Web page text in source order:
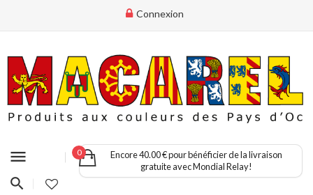
Connexion
menu 0
Encore 40.00 € pour bénéficier de la livraison
gratuite avec Mondial Relay!